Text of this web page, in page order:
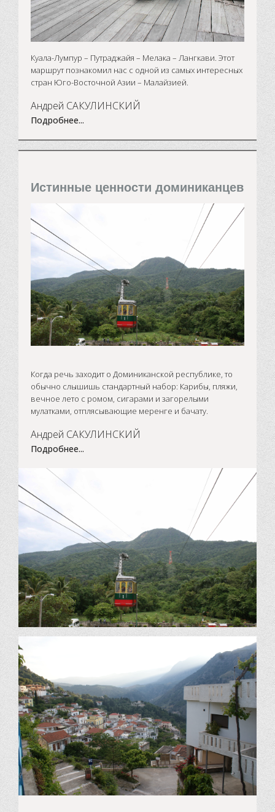
Куала-Лумпур – Путраджайя – Мелака – Лангкави. Этот
маршрут познакомил нас с одной из самых интересных
стран Юго-Восточной Азии – Малайзией.
Андрей САКУЛИНСКИЙ
Подробнее...
Истинные ценности доминиканцев
Когда речь заходит о Доминиканской республике, то
обычно слышишь стандартный набор: Карибы, пляжи,
вечное лето с ромом, сигарами и загорелыми
мулатками, отплясывающие меренге и бачату.
Андрей САКУЛИНСКИЙ
Подробнее...